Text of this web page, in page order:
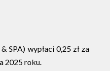
wypłaci 0,25 zł za
2025 roku.